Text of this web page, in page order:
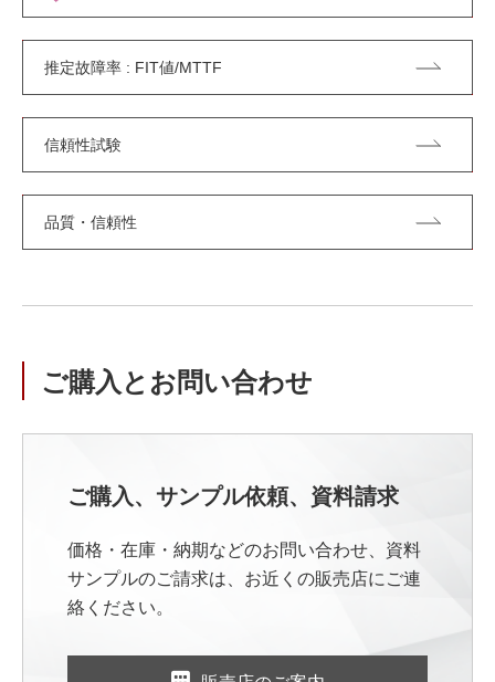
推定故障率 : FIT値/MTTF
信頼性試験
品質・信頼性
ご購入とお問い合わせ
ご購入、サンプル依頼、資料請求
価格・在庫・納期などのお問い合わせ、資料
サンプルのご請求は、お近くの販売店にご連
絡ください。